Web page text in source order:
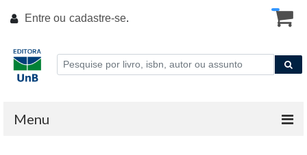
Entre ou cadastre-se.
Menu